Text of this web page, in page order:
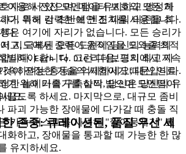
이용해 전진 모멘텀을 유지하고 생성하
다. 특히 런 초반에 엔진 파워 의존을 최
다.
지도에서 중력이 움직임을 도와줄 최적
별해야 합니다. 그런 다음, 평지에서 지속
속하려는 충동을 억제하세요; 대신 연료
기 위해 가속기를 살짝 밟으며 모멘텀이
끌도록 하세요. 마지막으로, 대규모 좀비
파괴 가능한 장애물에 다가갈 때 충돌 직
가속 버스트를 사용해 "깔아뭉개기" 효
화하고, 장애물을 통과할 때 가능한 한 많
유지하세요.
자로 서 있으며, 데이터 보호와 모든 게
기 위해 강력한 보안 조치를 사용합니다.
은 여기에 자리가 없습니다. 모든 승리가
고, 극복된 모든 도전이 당신의 능력의
니다. Earn To Die리더보드의 최고 자
이 진정한 기술의 시험이기 때문입니다.
한 놀이터를 구축하니, 당신은 당신의 유
세요.
존중: 큐레이션된, 품질 우선 세